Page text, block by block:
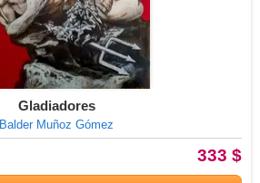
Gladiadores
Balder Muñoz Gómez
333 $